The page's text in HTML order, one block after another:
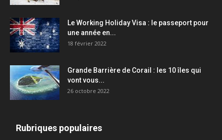
Le Working Holiday Visa : le passeport pour
une année en...
18 février 2022
Grande Barrière de Corail : les 10 îles qui
vont vous...
26 octobre 2022
Rubriques populaires